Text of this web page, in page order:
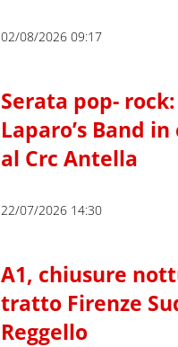
02/08/2026 09:17
Serata pop-
Laparo’s Band
al Crc Antella
22/07/2026 14:30
A1, chiusure
tratto Firenze
Reggello